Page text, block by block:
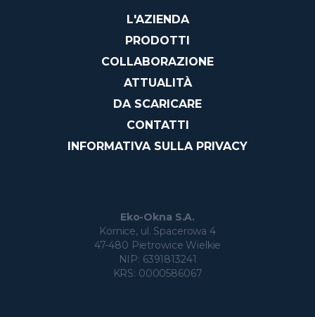
L'AZIENDA
PRODOTTI
COLLABORAZIONE
ATTUALITÀ
DA SCARICARE
CONTATTI
INFORMATIVA SULLA PRIVACY
Eko-Okna S.A.
Kornice, ul. Spacerowa 4
47-480 Pietrowice Wielkie
NIP: 6391813241
KRS: 0000586067